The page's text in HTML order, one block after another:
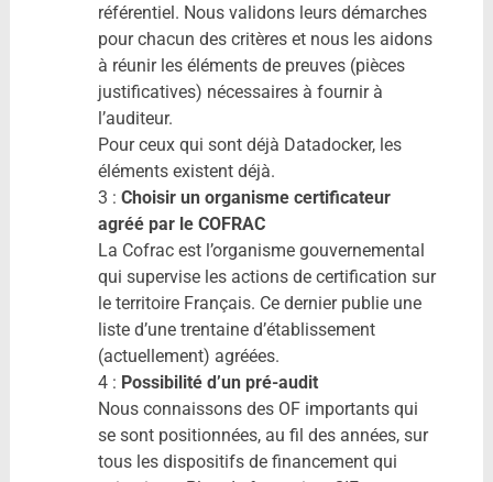
référentiel. Nous validons leurs démarches
pour chacun des critères et nous les aidons
à réunir les éléments de preuves (pièces
justificatives) nécessaires à fournir à
l’auditeur.
Pour ceux qui sont déjà Datadocker, les
éléments existent déjà.
3 : Choisir un organisme certificateur
agréé par le COFRAC
La Cofrac est l’organisme gouvernemental
qui supervise les actions de certification sur
le territoire Français. Ce dernier publie une
liste d’une trentaine d’établissement
(actuellement) agréées.
4 : Possibilité d’un pré-audit
Nous connaissons des OF importants qui
se sont positionnées, au fil des années, sur
tous les dispositifs de financement qui